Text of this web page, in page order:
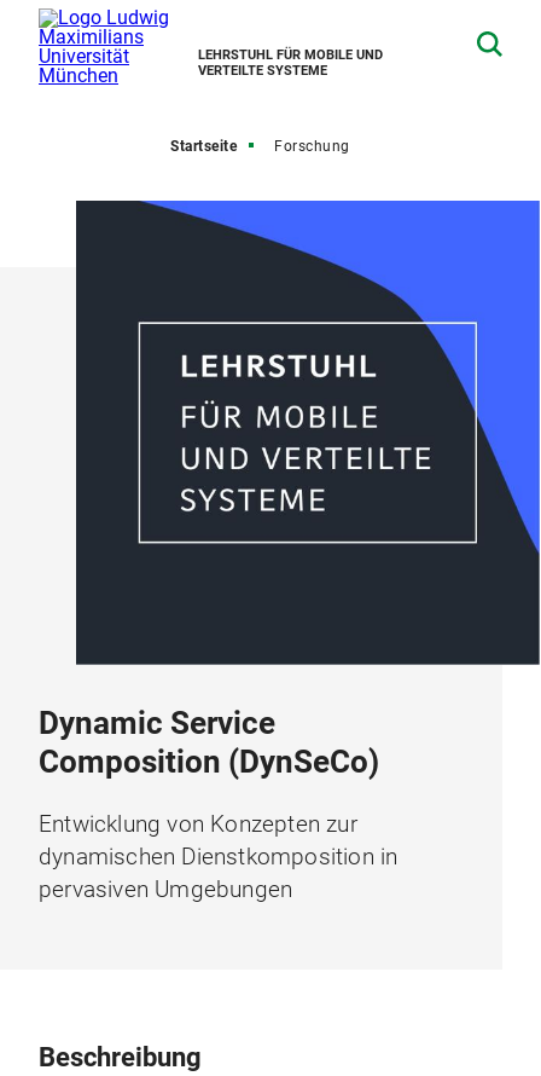
LEHRSTUHL FÜR MOBILE UND
VERTEILTE SYSTEME
Startseite Forschung
Dynamic Service
Composition (DynSeCo)
Entwicklung von Konzepten zur
dynamischen Dienstkomposition in
pervasiven Umgebungen
Beschreibung